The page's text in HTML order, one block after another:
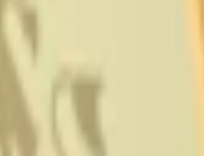
snus torra och neutrala, vilket gör att